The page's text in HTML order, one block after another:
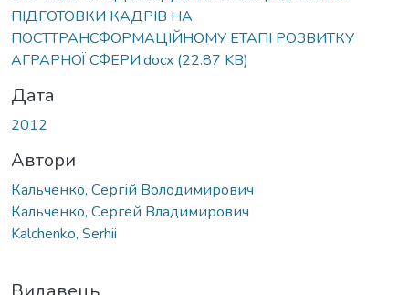
ПІДГОТОВКИ КАДРІВ НА
ПОСТТРАНСФОРМАЦІЙНОМУ ЕТАПІ РОЗВИТКУ
АГРАРНОЇ СФЕРИ.docx (22.87 KB)
Дата
2012
Автори
Кальченко, Сергій Володимирович
Кальченко, Сергей Владимирович
Kalchenko, Serhii